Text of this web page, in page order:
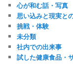
心が和む話・写真
思い込みと現実と
挑戦・体験
未分類
社内での出来事
試した健康食品・